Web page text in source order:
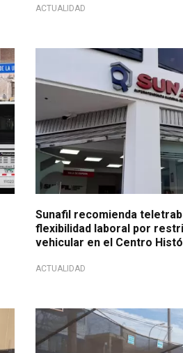
ACTUALIDAD
Comunicado ante
Sunafil recomienda
flexibilidad laboral por
vehicular en el Centro
ACTUALIDAD
En favor de la seguridad